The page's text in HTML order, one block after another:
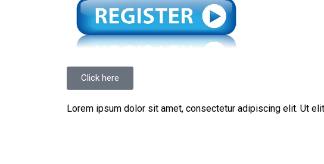
Click here
Lorem ipsum dolor sit amet, consectetur adipiscing elit. Ut